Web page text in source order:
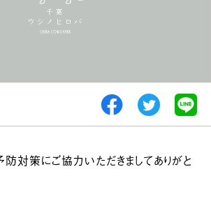
防対策にご協力いただきましてありがと